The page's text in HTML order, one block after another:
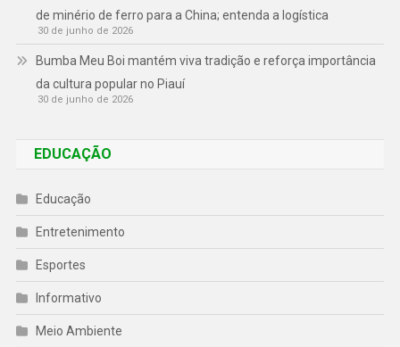
de minério de ferro para a China; entenda a logística
30 de junho de 2026
Bumba Meu Boi mantém viva tradição e reforça importância
da cultura popular no Piauí
30 de junho de 2026
EDUCAÇÃO
Educação
Entretenimento
Esportes
Informativo
Meio Ambiente